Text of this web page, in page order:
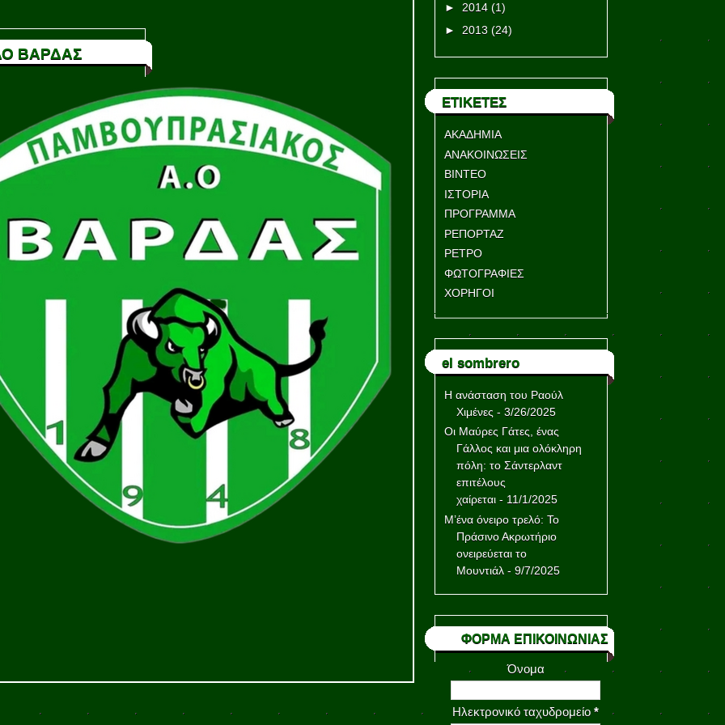
ΒΑΡΔΑΣ
► 2014 (1)
► 2013 (24)
ΕΤΙΚΕΤΕΣ
ΑΚΑΔΗΜΙΑ
ΑΝΑΚΟΙΝΩΣΕΙΣ
ΒΙΝΤΕΟ
ΙΣΤΟΡΙΑ
ΠΡΟΓΡΑΜΜΑ
ΡΕΠΟΡΤΑΖ
ΡΕΤΡΟ
ΦΩΤΟΓΡΑΦΙΕΣ
ΧΟΡΗΓΟΙ
el sombrero
Η ανάσταση του Ραούλ
Χιμένες - 3/26/2025
Οι Μαύρες Γάτες, ένας
Γάλλος και μια ολόκληρη
πόλη: το Σάντερλαντ
επιτέλους
χαίρεται- 11/1/2025
Μ’ένα όνειρο τρελό: Το
Πράσινο Ακρωτήριο
ονειρεύεται το
Μουντιάλ- 9/7/2025
ΦΟΡΜΑ ΕΠΙΚΟΙΝΩΝΙΑΣ
Όνομα
Ηλεκτρονικό ταχυδρομείο *